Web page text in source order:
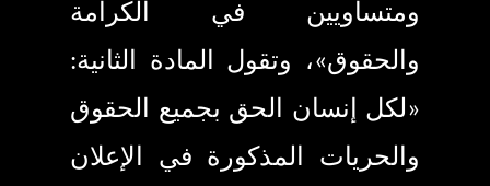
ومتساويين في الكرامة
والحقوق»، وتقول المادة الثانية:
«لكل إنسان الحق بجميع الحقوق
والحريات المذكورة في الإعلان